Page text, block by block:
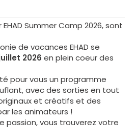
Summer Camp 2026, sont
de vacances EHAD se
2026 en plein coeur des
pour vous un programme
avec des sorties en tout
et créatifs et des
les animateurs !
passion, vous trouverez votre
activités.